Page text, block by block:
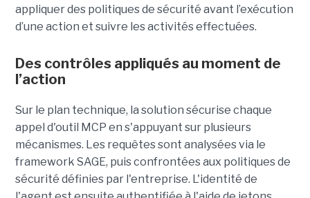
appliquer des politiques de sécurité avant l’exécution
d’une action et suivre les activités effectuées.
Des contrôles appliqués au moment de
l’action
Sur le plan technique, la solution sécurise chaque
appel d'outil MCP en s'appuyant sur plusieurs
mécanismes. Les requêtes sont analysées via le
framework SAGE, puis confrontées aux politiques de
sécurité définies par l'entreprise. L'identité de